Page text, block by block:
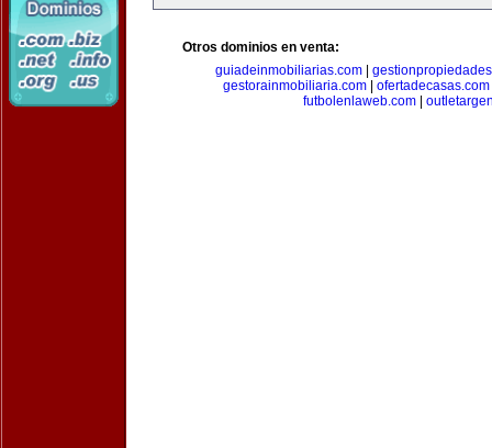
Otros dominios en venta:
guiadeinmobiliarias.com|
gestorainmobiliaria.com| ofertadecasas.com
futbolenlaweb.com